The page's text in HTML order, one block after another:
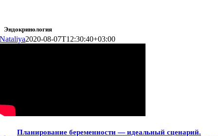
Эндокринология
Nataliya2020-08-07T12:30:40+03:00
Планирование беременности — идеальный сценарий.